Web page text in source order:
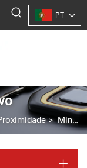
PT
>Mini sensor indutivo